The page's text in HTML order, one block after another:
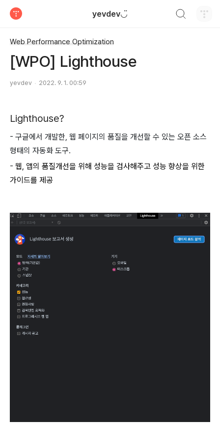
yevdev◡̈
Web Performance Optimization
[WPO] Lighthouse
yevdev 2022. 9. 1. 00:59
Lighthouse?
- 구글에서 개발한, 웹 페이지의 품질을 개선할 수 있는 오픈 소스
형태의 자동화 도구.
- 웹, 앱의 품질개선을 위해 성능을 검사해주고 성능 향상을 위한
가이드를 제공